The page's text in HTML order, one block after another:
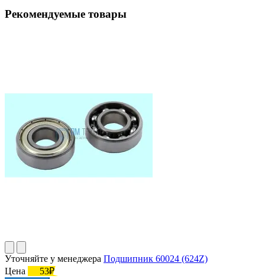
Рекомендуемые товары
Уточняйте у менеджера Подшипник 60024 (624Z)
Цена
53₽